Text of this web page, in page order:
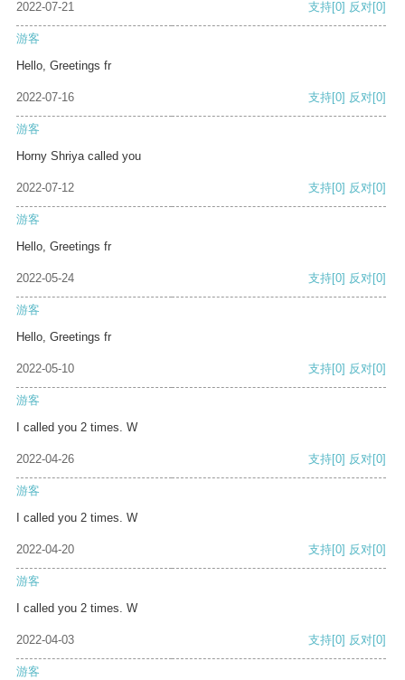
2022-07-21 支持[0] 反对[0]
游客
Hello, Greetings fr
2022-07-16 支持[0] 反对[0]
游客
Horny Shriya called you
2022-07-12 支持[0] 反对[0]
游客
Hello, Greetings fr
2022-05-24 支持[0] 反对[0]
游客
Hello, Greetings fr
2022-05-10 支持[0] 反对[0]
游客
I called you 2 times. W
2022-04-26 支持[0] 反对[0]
游客
I called you 2 times. W
2022-04-20 支持[0] 反对[0]
游客
I called you 2 times. W
2022-04-03 支持[0] 反对[0]
游客